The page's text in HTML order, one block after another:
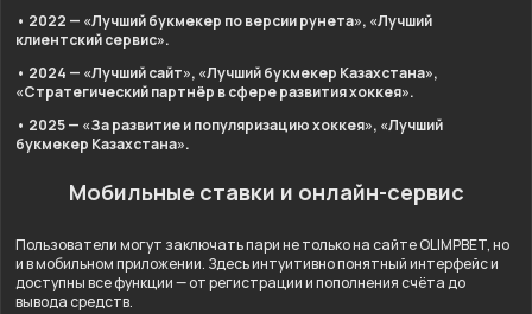
• 2022 — «Лучший букмекер по версии рунета», «Лучший
клиентский сервис».
• 2024 — «Лучший сайт», «Лучший букмекер Казахстана»,
«Стратегический партнёр в сфере развития хоккея».
• 2025 — «За развитие и популяризацию хоккея», «Лучший
букмекер Казахстана».
Мобильные ставки и онлайн-сервис
Пользователи могут заключать пари не только на сайте OLIMPBET, но
и в мобильном приложении. Здесь интуитивно понятный интерфейс и
доступны все функции — от регистрации и пополнения счёта до
вывода средств.